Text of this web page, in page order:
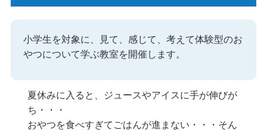
小学生を対象に、見て、感じて、考えて体験型のお
やつについて学ぶ教室を開催します。
夏休みに入ると、ジュースやアイスに手が伸びが
ち・・・
おやつを食べすぎてごはんが進まない・・・そん